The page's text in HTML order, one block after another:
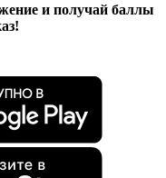
и получай баллы